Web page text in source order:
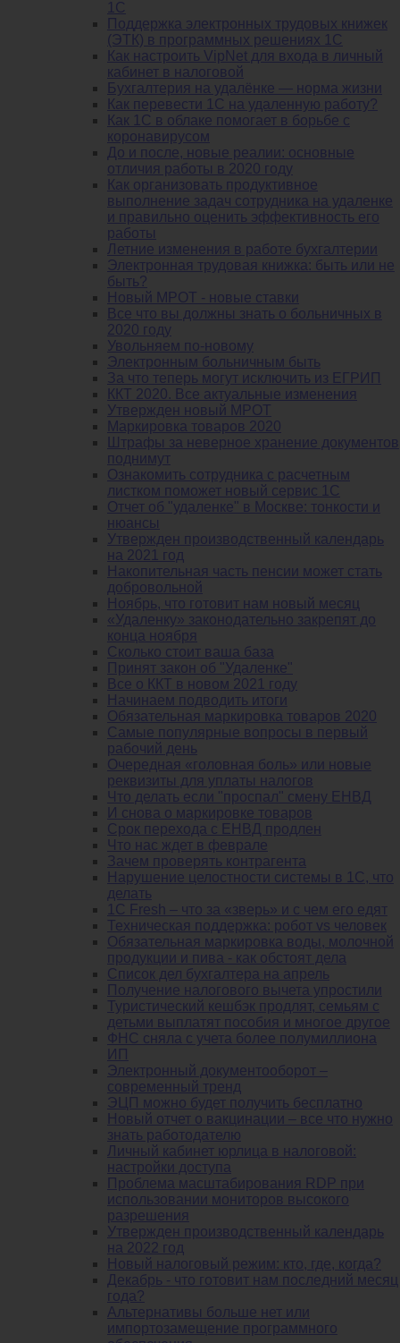
1С
Поддержка электронных трудовых книжек
(ЭТК) в программных решениях 1С
Как настроить VipNet для входа в личный
кабинет в налоговой
Бухгалтерия на удалёнке — норма жизни
Как перевести 1С на удаленную работу?
Как 1С в облаке помогает в борьбе с
коронавирусом
До и после, новые реалии: основные
отличия работы в 2020 году
Как организовать продуктивное
выполнение задач сотрудника на удаленке
и правильно оценить эффективность его
работы
Летние изменения в работе бухгалтерии
Электронная трудовая книжка: быть или не
быть?
Новый МРОТ - новые ставки
Все что вы должны знать о больничных в
2020 году
Увольняем по-новому
Электронным больничным быть
За что теперь могут исключить из ЕГРИП
ККТ 2020. Все актуальные изменения
Утвержден новый МРОТ
Маркировка товаров 2020
Штрафы за неверное хранение документов
поднимут
Ознакомить сотрудника с расчетным
листком поможет новый сервис 1С
Отчет об "удаленке" в Москве: тонкости и
нюансы
Утвержден производственный календарь
на 2021 год
Накопительная часть пенсии может стать
добровольной
Ноябрь, что готовит нам новый месяц
«Удаленку» законодательно закрепят до
конца ноября
Сколько стоит ваша база
Принят закон об "Удаленке"
Все о ККТ в новом 2021 году
Начинаем подводить итоги
Обязательная маркировка товаров 2020
Самые популярные вопросы в первый
рабочий день
Очередная «головная боль» или новые
реквизиты для уплаты налогов
Что делать если "проспал" смену ЕНВД
И снова о маркировке товаров
Срок перехода с ЕНВД продлен
Что нас ждет в феврале
Зачем проверять контрагента
Нарушение целостности системы в 1С, что
делать
1С Fresh – что за «зверь» и с чем его едят
Техническая поддержка: робот vs человек
Обязательная маркировка воды, молочной
продукции и пива - как обстоят дела
Список дел бухгалтера на апрель
Получение налогового вычета упростили
Туристический кешбэк продлят, семьям с
детьми выплатят пособия и многое другое
ФНС сняла с учета более полумиллиона
ИП
Электронный документооборот –
современный тренд
ЭЦП можно будет получить бесплатно
Новый отчет о вакцинации – все что нужно
знать работодателю
Личный кабинет юрлица в налоговой:
настройки доступа
Проблема масштабирования RDP при
использовании мониторов высокого
разрешения
Утвержден производственный календарь
на 2022 год
Новый налоговый режим: кто, где, когда?
Декабрь - что готовит нам последний месяц
года?
Альтернативы больше нет или
импортозамещение программного